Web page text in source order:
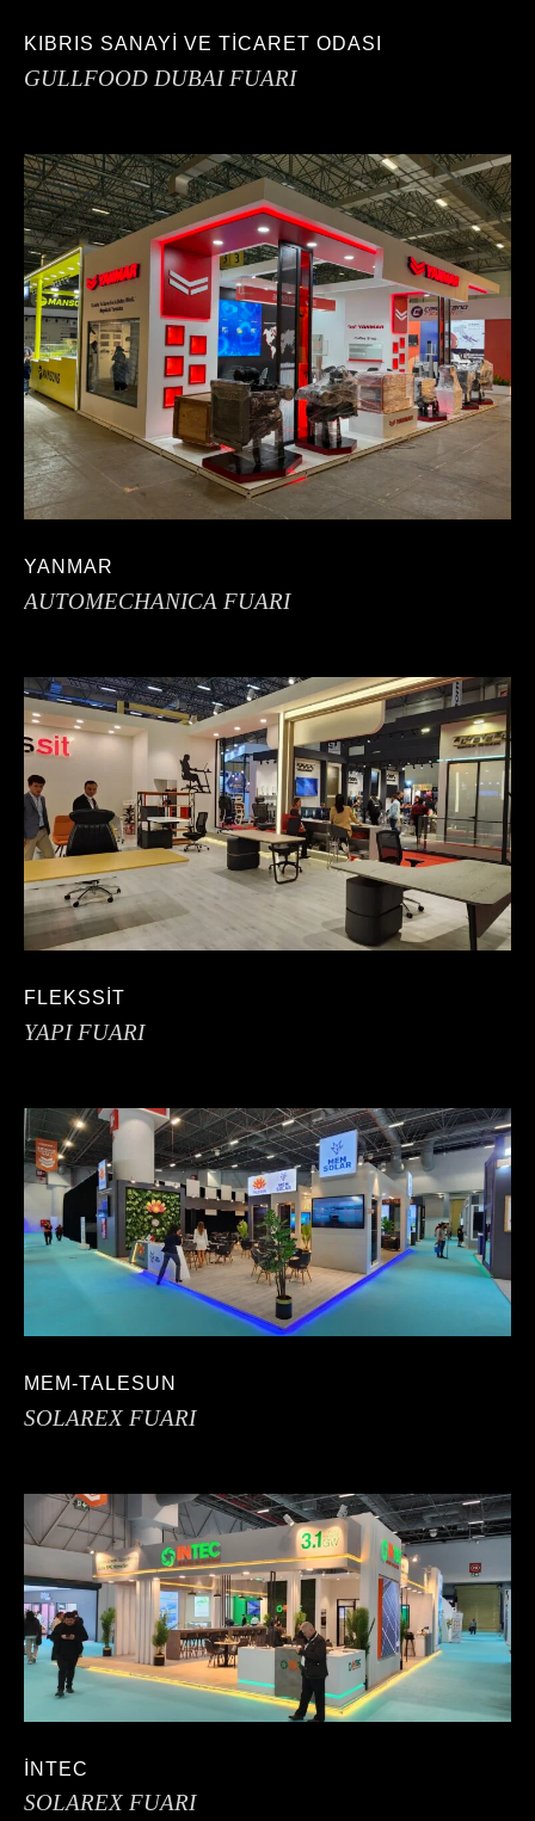
KIBRIS SANAYİ VE TİCARET ODASI
GULLFOOD DUBAI FUARI
YANMAR
AUTOMECHANICA FUARI
FLEKSSİT
YAPI FUARI
MEM-TALESUN
SOLAREX FUARI
İNTEC
SOLAREX FUARI